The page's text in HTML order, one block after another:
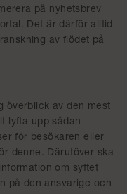
på nyhetsbrev
Det är därför alltid
av flödet på
överblick av den mest
lyfta upp sådan
för besökaren eller
denne. Därutöver ska
om syftet
på den ansvarige och